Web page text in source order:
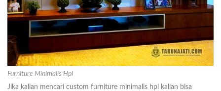
Furniture Minimalis Hpl
Jika kalian mencari custom furniture minimalis hpl kalian bisa